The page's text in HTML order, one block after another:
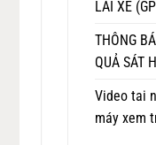
LÁI XE
THÔNG
QUẢ SÁT
Video tai
máy xem